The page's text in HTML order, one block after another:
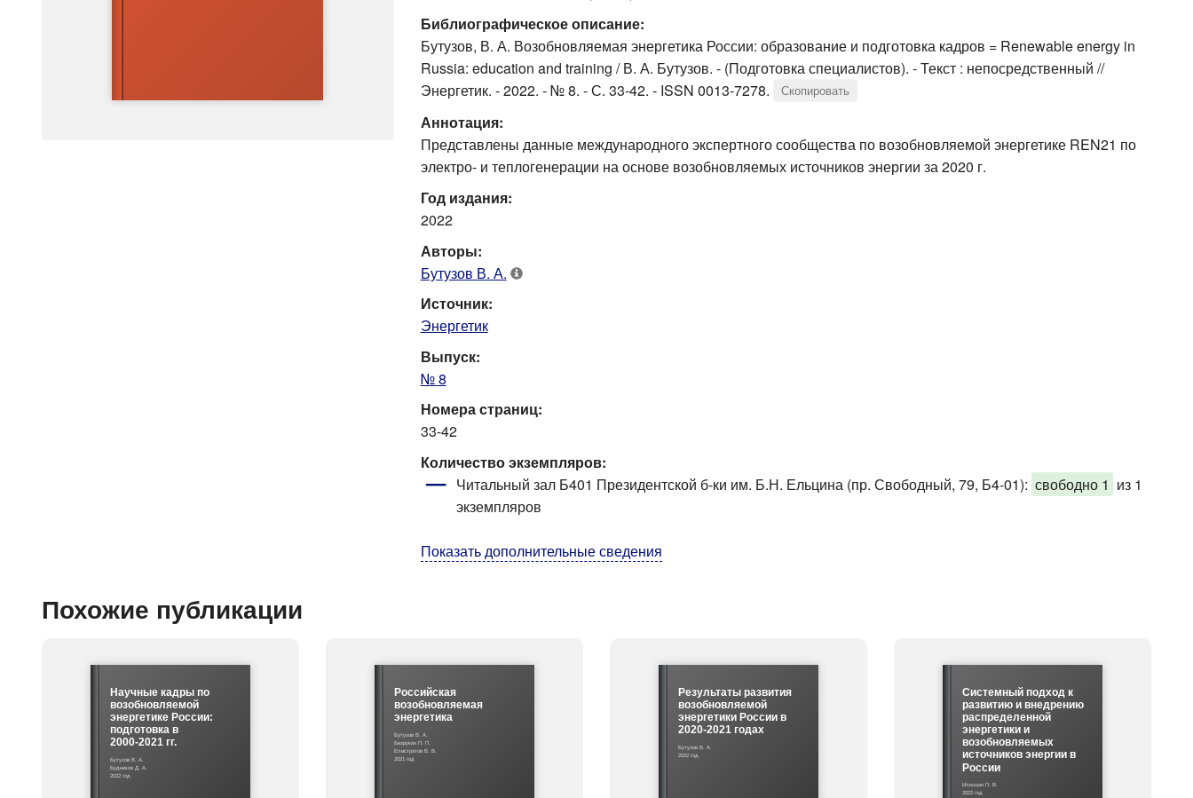
Библиографическое описание:
Бутузов, В. А. Возобновляемая энергетика России: образование и подготовка кадров = Renewable energy in
Russia: education and training / В. А. Бутузов. - (Подготовка специалистов). - Текст : непосредственный //
Энергетик. - 2022. - № 8. - С. 33-42. - ISSN 0013-7278.
Скопировать
Аннотация:
Представлены данные международного экспертного сообщества по возобновляемой энергетике REN21 по
электро- и теплогенерации на основе возобновляемых источников энергии за 2020 г.
Год издания:
2022
Авторы:
Бутузов В. А.
Источник:
Энергетик
Выпуск:
№ 8
Номера страниц:
33-42
Количество экземпляров:
Читальный зал Б401 Президентской б-ки им. Б.Н. Ельцина (пр. Свободный, 79, Б4-01): свободно 1 из 1
экземпляров
Показать дополнительные сведения
Похожие публикации
Научные кадры по
возобновляемой
энергетике России:
подготовка в
2000-2021 гг.
Бутузов В. А.
Будников Д. А.
2022 год
Российская
возобновляемая
энергетика
Бутузов В. А.
Безруких П. П.
Елистратов В. В.
2021 год
Результаты развития
возобновляемой
энергетики России в
2020-2021 годах
Бутузов В. А.
2022 год
Системный подход к
развитию и внедрению
распределенной
энергетики и
возобновляемых
источников энергии в
России
Илюшин П. В.
2022 год